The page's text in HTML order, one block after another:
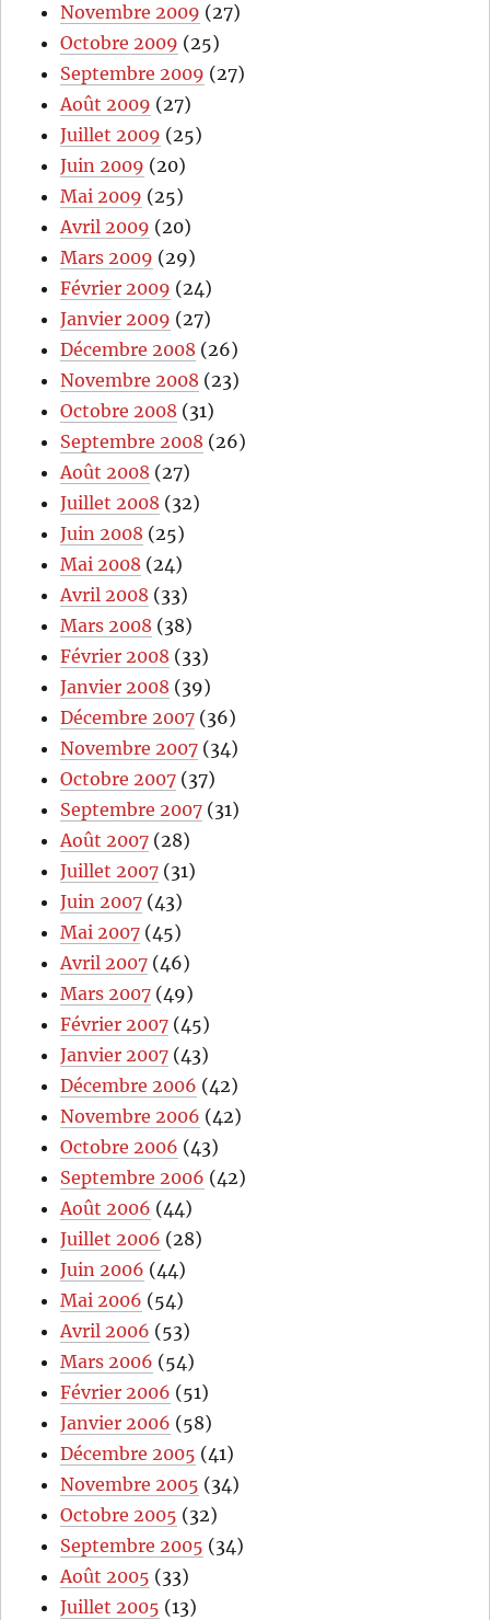
Novembre 2009 (27)
Octobre 2009 (25)
Septembre 2009 (27)
Août 2009 (27)
Juillet 2009 (25)
Juin 2009 (20)
Mai 2009 (25)
Avril 2009 (20)
Mars 2009 (29)
Février 2009 (24)
Janvier 2009 (27)
Décembre 2008 (26)
Novembre 2008 (23)
Octobre 2008 (31)
Septembre 2008 (26)
Août 2008 (27)
Juillet 2008 (32)
Juin 2008 (25)
Mai 2008 (24)
Avril 2008 (33)
Mars 2008 (38)
Février 2008 (33)
Janvier 2008 (39)
Décembre 2007 (36)
Novembre 2007 (34)
Octobre 2007 (37)
Septembre 2007 (31)
Août 2007 (28)
Juillet 2007 (31)
Juin 2007 (43)
Mai 2007 (45)
Avril 2007 (46)
Mars 2007 (49)
Février 2007 (45)
Janvier 2007 (43)
Décembre 2006 (42)
Novembre 2006 (42)
Octobre 2006 (43)
Septembre 2006 (42)
Août 2006 (44)
Juillet 2006 (28)
Juin 2006 (44)
Mai 2006 (54)
Avril 2006 (53)
Mars 2006 (54)
Février 2006 (51)
Janvier 2006 (58)
Décembre 2005 (41)
Novembre 2005 (34)
Octobre 2005 (32)
Septembre 2005 (34)
Août 2005 (33)
Juillet 2005 (13)